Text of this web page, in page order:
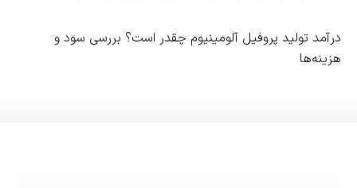
درآمد تولید پروفیل آلومینیوم چقدر است؟ بررسی سود و
هزینه‌ها